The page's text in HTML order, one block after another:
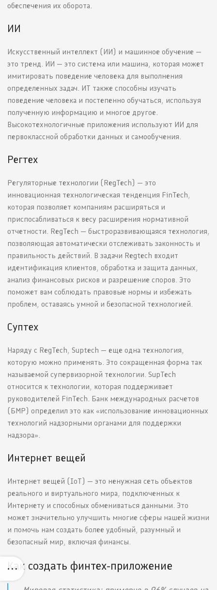
обеспечения их оборота.
ИИ
Искусственный интеллект (ИИ) и машинное обучение —
это тренд. ИИ — это система или машина, которая может
имитировать поведение человека для выполнения
определенных задач. ИТ также способны изучать
поведение человека и постепенно обучаться, используя
полученную информацию и многое другое.
Высокотехнологичные приложения используют ИИ для
первоклассной обработки данных и самообучения.
Регтех
Регуляторные технологии (RegTech) — это
инновационная технологическая тенденция FinTech,
которая позволяет компаниям расширяться и
приспосабливаться к весу расширения нормативной
отчетности. RegTech — быстроразвивающаяся технология,
позволяющая автоматически отслеживать законность и
правильность действий. В задачи Regtech входит
идентификация клиентов, обработка и защита данных,
анализ финансовых рисков и разрешение споров. Это
поможет вам соблюдать правовые нормы и избежать
проблем, оставаясь умной и безопасной технологией.
Суптех
Наряду с RegTech, Suptech — еще одна технология,
которую можно применять. Это сокращенная форма так
называемой супервизорной технологии. SupTech
относится к технологии, которая поддерживает
руководителей FinTech. Банк международных расчетов
(БМР) определил это как «использование инновационных
технологий надзорными органами для поддержки
надзора».
Интернет вещей
Интернет вещей (IoT) — это ненужная сеть объектов
реального и виртуального мира, подключенных к
Интернету и способных обмениваться данными. Это
может значительно улучшить многие сферы нашей жизни
и помочь нам создать более удобный, разумный и
безопасный мир, включая финансы.
Как создать финтех-приложение